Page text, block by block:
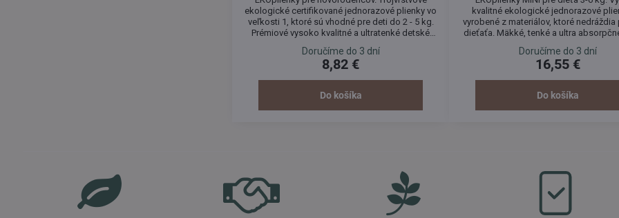
ekologické certifikované jednorazové plienky vo
veľkosti 1, ktoré sú vhodné pre deti do 2 - 5 kg.
Prémiové vysoko kvalitné a ultratenké detské
priedušné pre väčšie pohodlie. Vďaka
priliehavému strihu, pružným bočným stranám a
Doručíme do 3 dní
8,82 €
Do košíka
kvalitné ekologické jednorazové
vyrobené z materiálov, ktoré nedráždia
dieťaťa. Mäkké, tenké a ultra
mäkké na dotyk a priedušné, majú
sedenie a pružné boky, ktoré
Doručíme do 3 dní
16,55 €
Do košíka